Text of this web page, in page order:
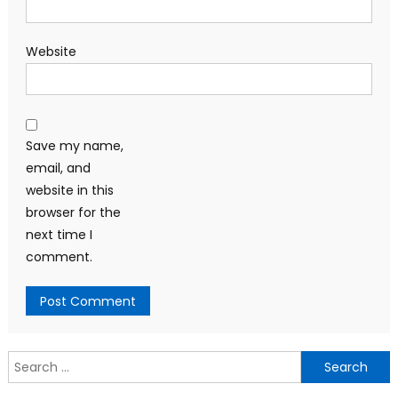
Website
Save my name,
email, and
website in this
browser for the
next time I
comment.
Search
for: